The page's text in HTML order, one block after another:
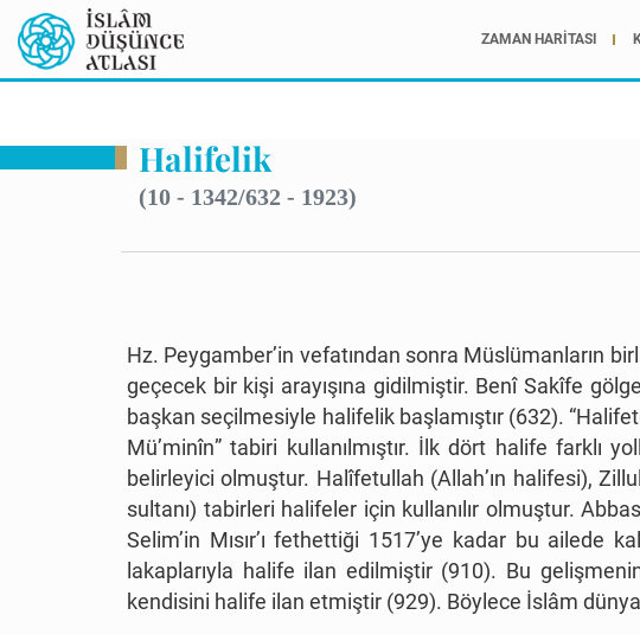
ZAMAN HARİTASI
Halifelik
(10 - 1342/632 - 1923)
Hz. Peygamber’in vefatından sonra Müslümanların
geçecek bir kişi arayışına gidilmiştir. Benî Sakîfe
başkan seçilmesiyle halifelik başlamıştır (632). “
Mü’minîn” tabiri kullanılmıştır. İlk dört halife farklı
belirleyici olmuştur. Halîfetullah (Allah’ın halifesi),
sultanı) tabirleri halifeler için kullanılır olmuştur.
Selim’in Mısır’ı fethettiği 1517’ye kadar bu ailede
lakaplarıyla halife ilan edilmiştir (910). Bu
kendisini halife ilan etmiştir (929). Böylece İslâm